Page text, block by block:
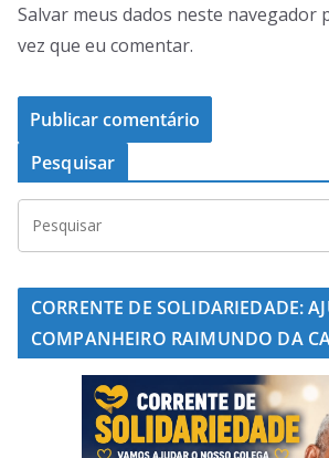
Salvar meus dados neste navegador
vez que eu comentar.
Pesquisar
CORRENTE DE SOLIDARIEDADE:
COMPANHEIRO RAIMUNDO DA